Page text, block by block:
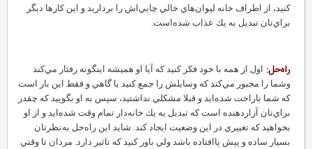
كنيد، از اطراف خانه ليوان‌هاي خالي چايي‌اش را برداريد و اين كارها ديگر
براي‌تان تبديل به يك عذاب شده‌است.
راه‌حل:اول از همه با‌ خود فكر كنيد كه آيا او هميشه اينگونه رفتار مي‌كند
وشما را مجبور مي‌كند كه وسايلش را جمع كنيد يا گاهي و فقط اين بار است
كه شما ناراحت شده‌ايد و قبلا مشكلي نداشتيد، سپس به او بگوييد كه چقدر
براي‌تان آزاردهنده است كه تبديل به يك خانه‌دار تمام وقت شده‌ايد و از او
بخواهيد كه تغييري در اين وضعيت ايجاد كند. شايد اين راه‌حل به‌نظرتان
بسيار ساده و پيش پاافتاده باشد ولي باور كنيد كه تاثير دارد. مردان تا وقتي